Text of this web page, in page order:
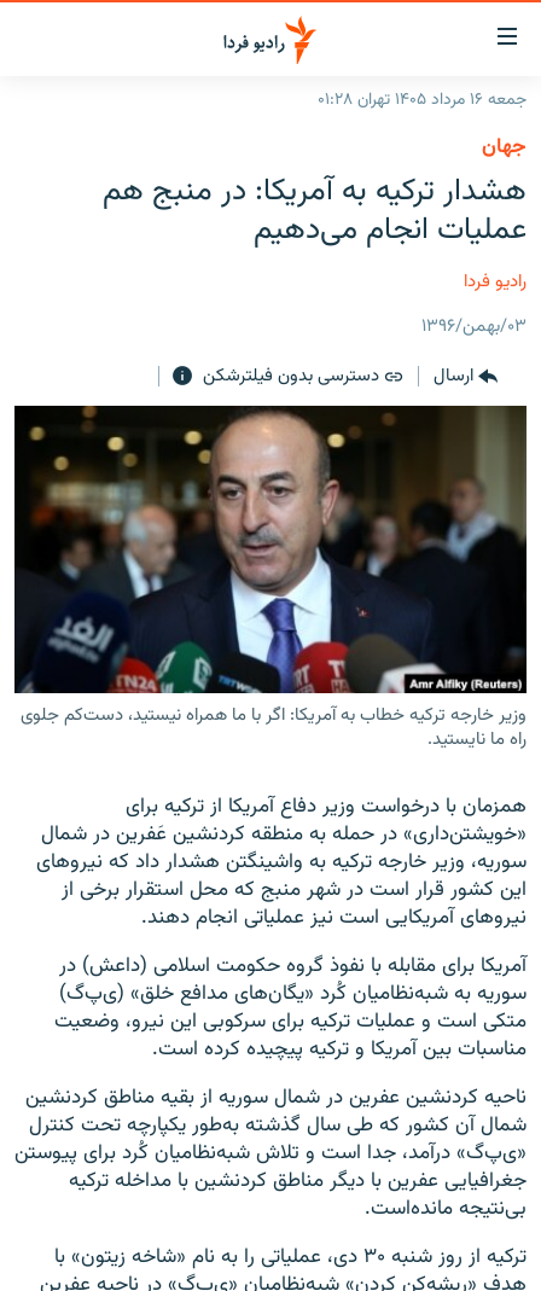
لینک‌های
قابلیت
دسترسی
بازگشت
اصلی
رفتن
به
صفحه
ایران
جهان
فرکانس‌ها
پادکست
چندرسانه‌ای
گزارش‌های تصویری
گزارش‌های ویدئویی
زنان فردا
به ما بپیوندید
زبان‌های دیگر
جمعه ۱۶ مرداد ۱۴۰۵ تهران ۰۱:۲۸
جهان
هشدار ترکیه به آمریکا:‌ در منبج هم
عملیات انجام می‌دهیم
رادیو فردا
۰۳/بهمن/۱۳۹۶
ارسال
دسترسی بدون فیلترشکن
وزیر خارجه ترکیه خطاب به آمریکا: اگر با ما همراه نیستید، دست‌کم جلوی
راه ما نایستید.
همزمان با درخواست وزیر دفاع آمریکا از ترکیه برای
«خویشتن‌داری» در حمله به منطقه کردنشین عَفرین در شمال
سوریه، وزیر خارجه ترکیه به واشینگتن هشدار داد که نیروهای
این کشور قرار است در شهر منبج که محل استقرار برخی از
نیروهای آمریکایی است نیز عملیاتی انجام دهند.
آمریکا برای مقابله با نفوذ گروه حکومت اسلامی (داعش) در
سوریه به شبه‌نظامیان کُرد «یگان‌های مدافع خلق» (ی‌پ‌گ)
متکی است و عملیات ترکیه برای سرکوبی این نیرو، وضعیت
مناسبات بین آمریکا و ترکیه پیچیده کرده است.
ناحیه کردنشین عفرین در شمال سوریه از بقیه مناطق کردنشین
شمال آن کشور که طی سال گذشته به‌طور یکپارچه تحت کنترل
«ی‌پ‌گ» درآمد، جدا است و تلاش شبه‌نظامیان کُرد برای پیوستن
جغرافیایی عفرین با دیگر مناطق کردنشین با مداخله ترکیه
بی‌نتیجه مانده‌است.
ترکیه از روز شنبه ۳۰ دی، عملیاتی را به نام «شاخه زیتون» با